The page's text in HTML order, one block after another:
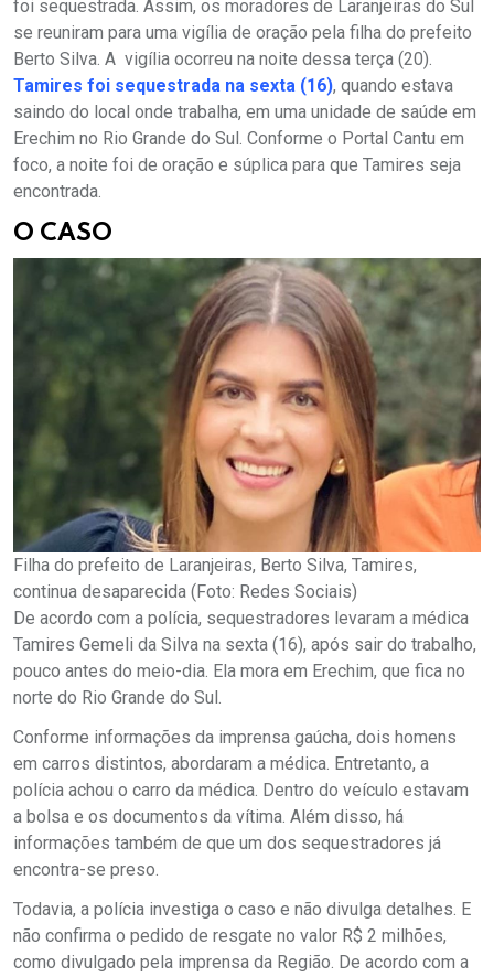
foi sequestrada. Assim, os moradores de Laranjeiras do Sul
se reuniram para uma vigília de oração pela filha do prefeito
Berto Silva. A vigília ocorreu na noite dessa terça (20).
Tamires foi sequestrada na sexta (16), quando estava
saindo do local onde trabalha, em uma unidade de saúde em
Erechim no Rio Grande do Sul. Conforme o Portal Cantu em
foco, a noite foi de oração e súplica para que Tamires seja
encontrada.
O CASO
Filha do prefeito de Laranjeiras, Berto Silva, Tamires,
continua desaparecida (Foto: Redes Sociais)
De acordo com a polícia, sequestradores levaram a médica
Tamires Gemeli da Silva na sexta (16), após sair do trabalho,
pouco antes do meio-dia. Ela mora em Erechim, que fica no
norte do Rio Grande do Sul.
Conforme informações da imprensa gaúcha, dois homens
em carros distintos, abordaram a médica. Entretanto, a
polícia achou o carro da médica. Dentro do veículo estavam
a bolsa e os documentos da vítima. Além disso, há
informações também de que um dos sequestradores já
encontra-se preso.
Todavia, a polícia investiga o caso e não divulga detalhes. E
não confirma o pedido de resgate no valor R$ 2 milhões,
como divulgado pela imprensa da Região. De acordo com a